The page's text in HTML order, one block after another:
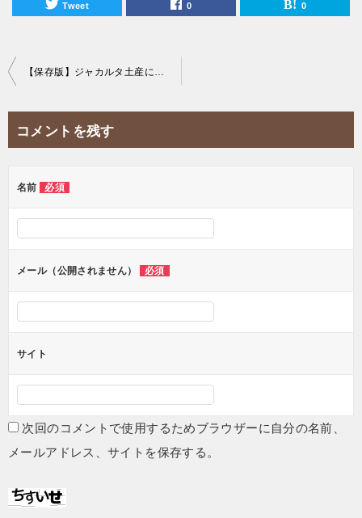
Tweet 0 0
投
ー
ョ
【保存版】ジャカルタ土産にぴったり！おすすめドライフルーツランキング！
コメントを残す
名前 必須
メール（公開されません） 必須
サイト
次回のコメントで使用するためブラウザーに自分の名前、
メールアドレス、サイトを保存する。